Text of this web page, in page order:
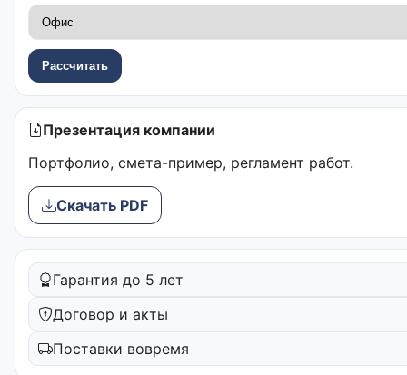
Рассчитать
Презентация компании
Портфолио, смета-пример, регламент работ.
Скачать PDF
Гарантия до 5 лет
Договор и акты
Поставки вовремя